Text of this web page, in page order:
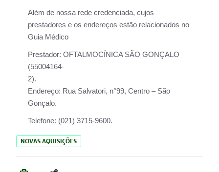
Além de nossa rede credenciada, cujos
prestadores e os endereços estão relacionados no
Guia Médico
Prestador: OFTALMOCÍNICA SÃO GONÇALO
(55004164-
2).
Endereço: Rua Salvatori, n°99, Centro – São
Gonçalo.
Telefone: (021) 3715-9600.
NOVAS AQUISIÇÕES